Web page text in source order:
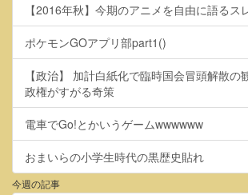
【2016年秋】今期のアニメを自由に語るス
ポケモンGOアプリ部part1()
【政治】 加計白紙化で臨時国会冒頭解散の
政権がすがる奇策
電車でGo!とかいうゲームwwwwww
おまいらの小学生時代の黒歴史貼れ
今週の記事